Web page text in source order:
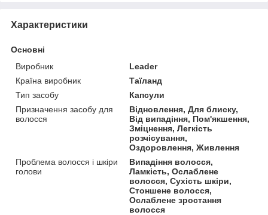
Характеристики
Основні
Виробник
Leader
Країна виробник
Таїланд
Тип засобу
Капсули
Призначення засобу для
волосся
Відновлення, Для блиску,
Від випадіння, Пом'якшення,
Зміцнення, Легкість
розчісування,
Оздоровлення, Живлення
Проблема волосся і шкіри
голови
Випадіння волосся,
Ламкість, Ослаблене
волосся, Сухість шкіри,
Стоншене волосся,
Ослаблене зростання
волосся